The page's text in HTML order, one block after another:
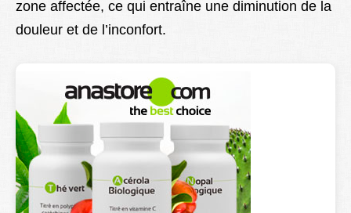
zone affectée, ce qui entraîne une diminution de la
douleur et de l’inconfort.